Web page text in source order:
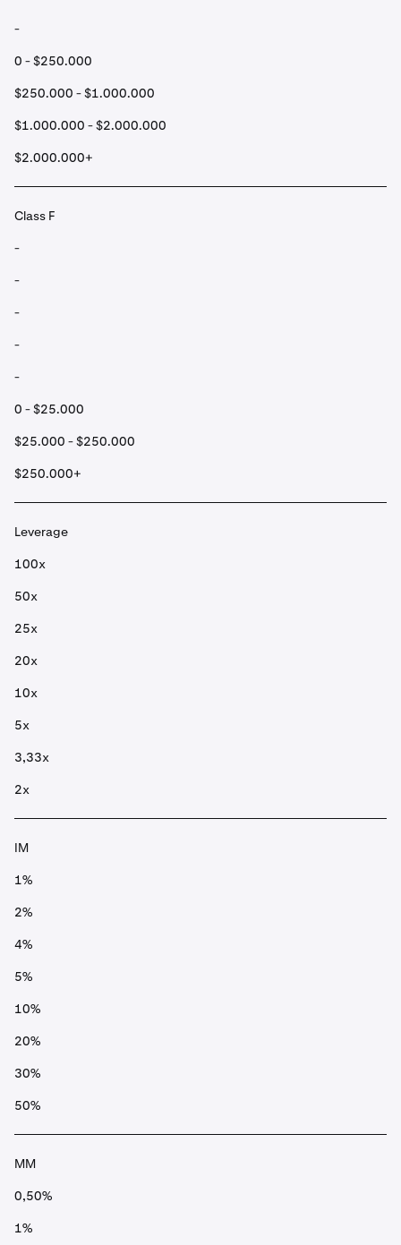
-
0 - $250.000
$250.000 - $1.000.000
$1.000.000 - $2.000.000
$2.000.000+
Class F
-
-
-
-
-
0 - $25.000
$25.000 - $250.000
$250.000+
Leverage
100x
50x
25x
20x
10x
5x
3,33x
2x
IM
1%
2%
4%
5%
10%
20%
30%
50%
MM
0,50%
1%